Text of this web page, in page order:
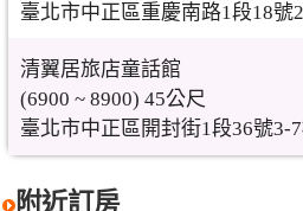
臺北市中正區重慶南路1段18號
清翼居旅店童話館
(6900 ~ 8900) 45公尺
臺北市中正區開封街1段36號3-
附近訂房